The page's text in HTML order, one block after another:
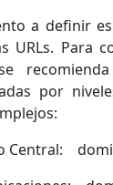
a definir
URLs. Para
por
Central: